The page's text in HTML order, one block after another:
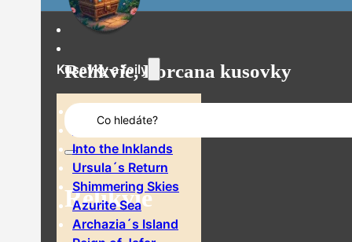
Relikvie, Lorcana kusovky
Search
...
Relikvie
Kusovky a foily
Rise of the Floodborn
Into the Inklands
Ursula´s Return
Shimmering Skies
Azurite Sea
Archazia´s Island